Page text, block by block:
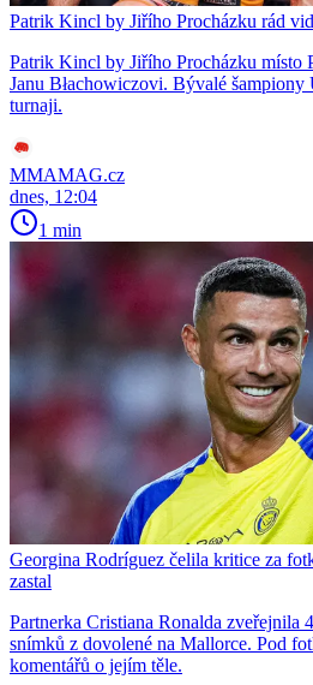
Patrik Kincl by Jiřího Procházku rád
Patrik Kincl by Jiřího Procházku místo
Janu Błachowiczovi. Bývalé
turnaji.
MMAMAG.cz
dnes, 12:04
1 min
Georgina Rodríguez čelila kritice za
zastal
Partnerka Cristiana Ronalda zveřejnila
snímků z dovolené na Mallorce. Pod
komentářů o jejím těle.